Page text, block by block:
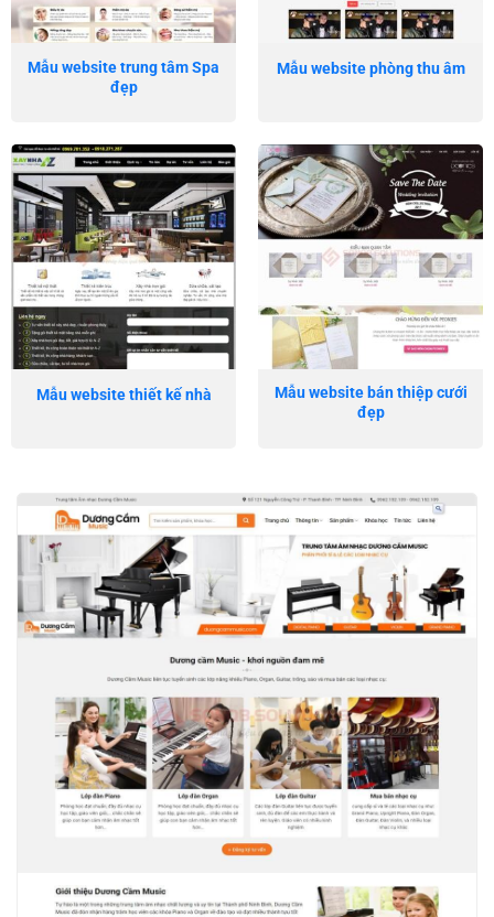
Mẫu website trung tâm Spa
đẹp
Mẫu website phòng thu âm
Mẫu website thiết kế nhà
Mẫu website bán thiệp cưới
đẹp